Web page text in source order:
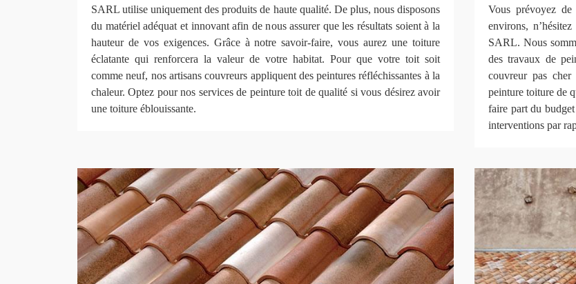
SARL utilise uniquement des produits de haute qualité. De plus, nous disposons
du matériel adéquat et innovant afin de nous assurer que les résultats soient à la
hauteur de vos exigences. Grâce à notre savoir-faire, vous aurez une toiture
éclatante qui renforcera la valeur de votre habitat. Pour que votre toit soit
comme neuf, nos artisans couvreurs appliquent des peintures réfléchissantes à la
chaleur. Optez pour nos services de peinture toit de qualité si vous désirez avoir
une toiture éblouissante.
Vous prévoyez
environs,
SARL. Nous
des travaux de
couvreur pas
peinture toiture de
faire part du
interventions par